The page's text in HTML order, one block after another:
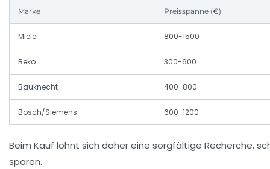
Marke Preisspanne (€)
Miele 800-1500
Beko 300-600
Bauknecht 400-800
Bosch/Siemens 600-1200
Beim Kauf lohnt sich daher eine sorgfältige Recherche,
sparen.